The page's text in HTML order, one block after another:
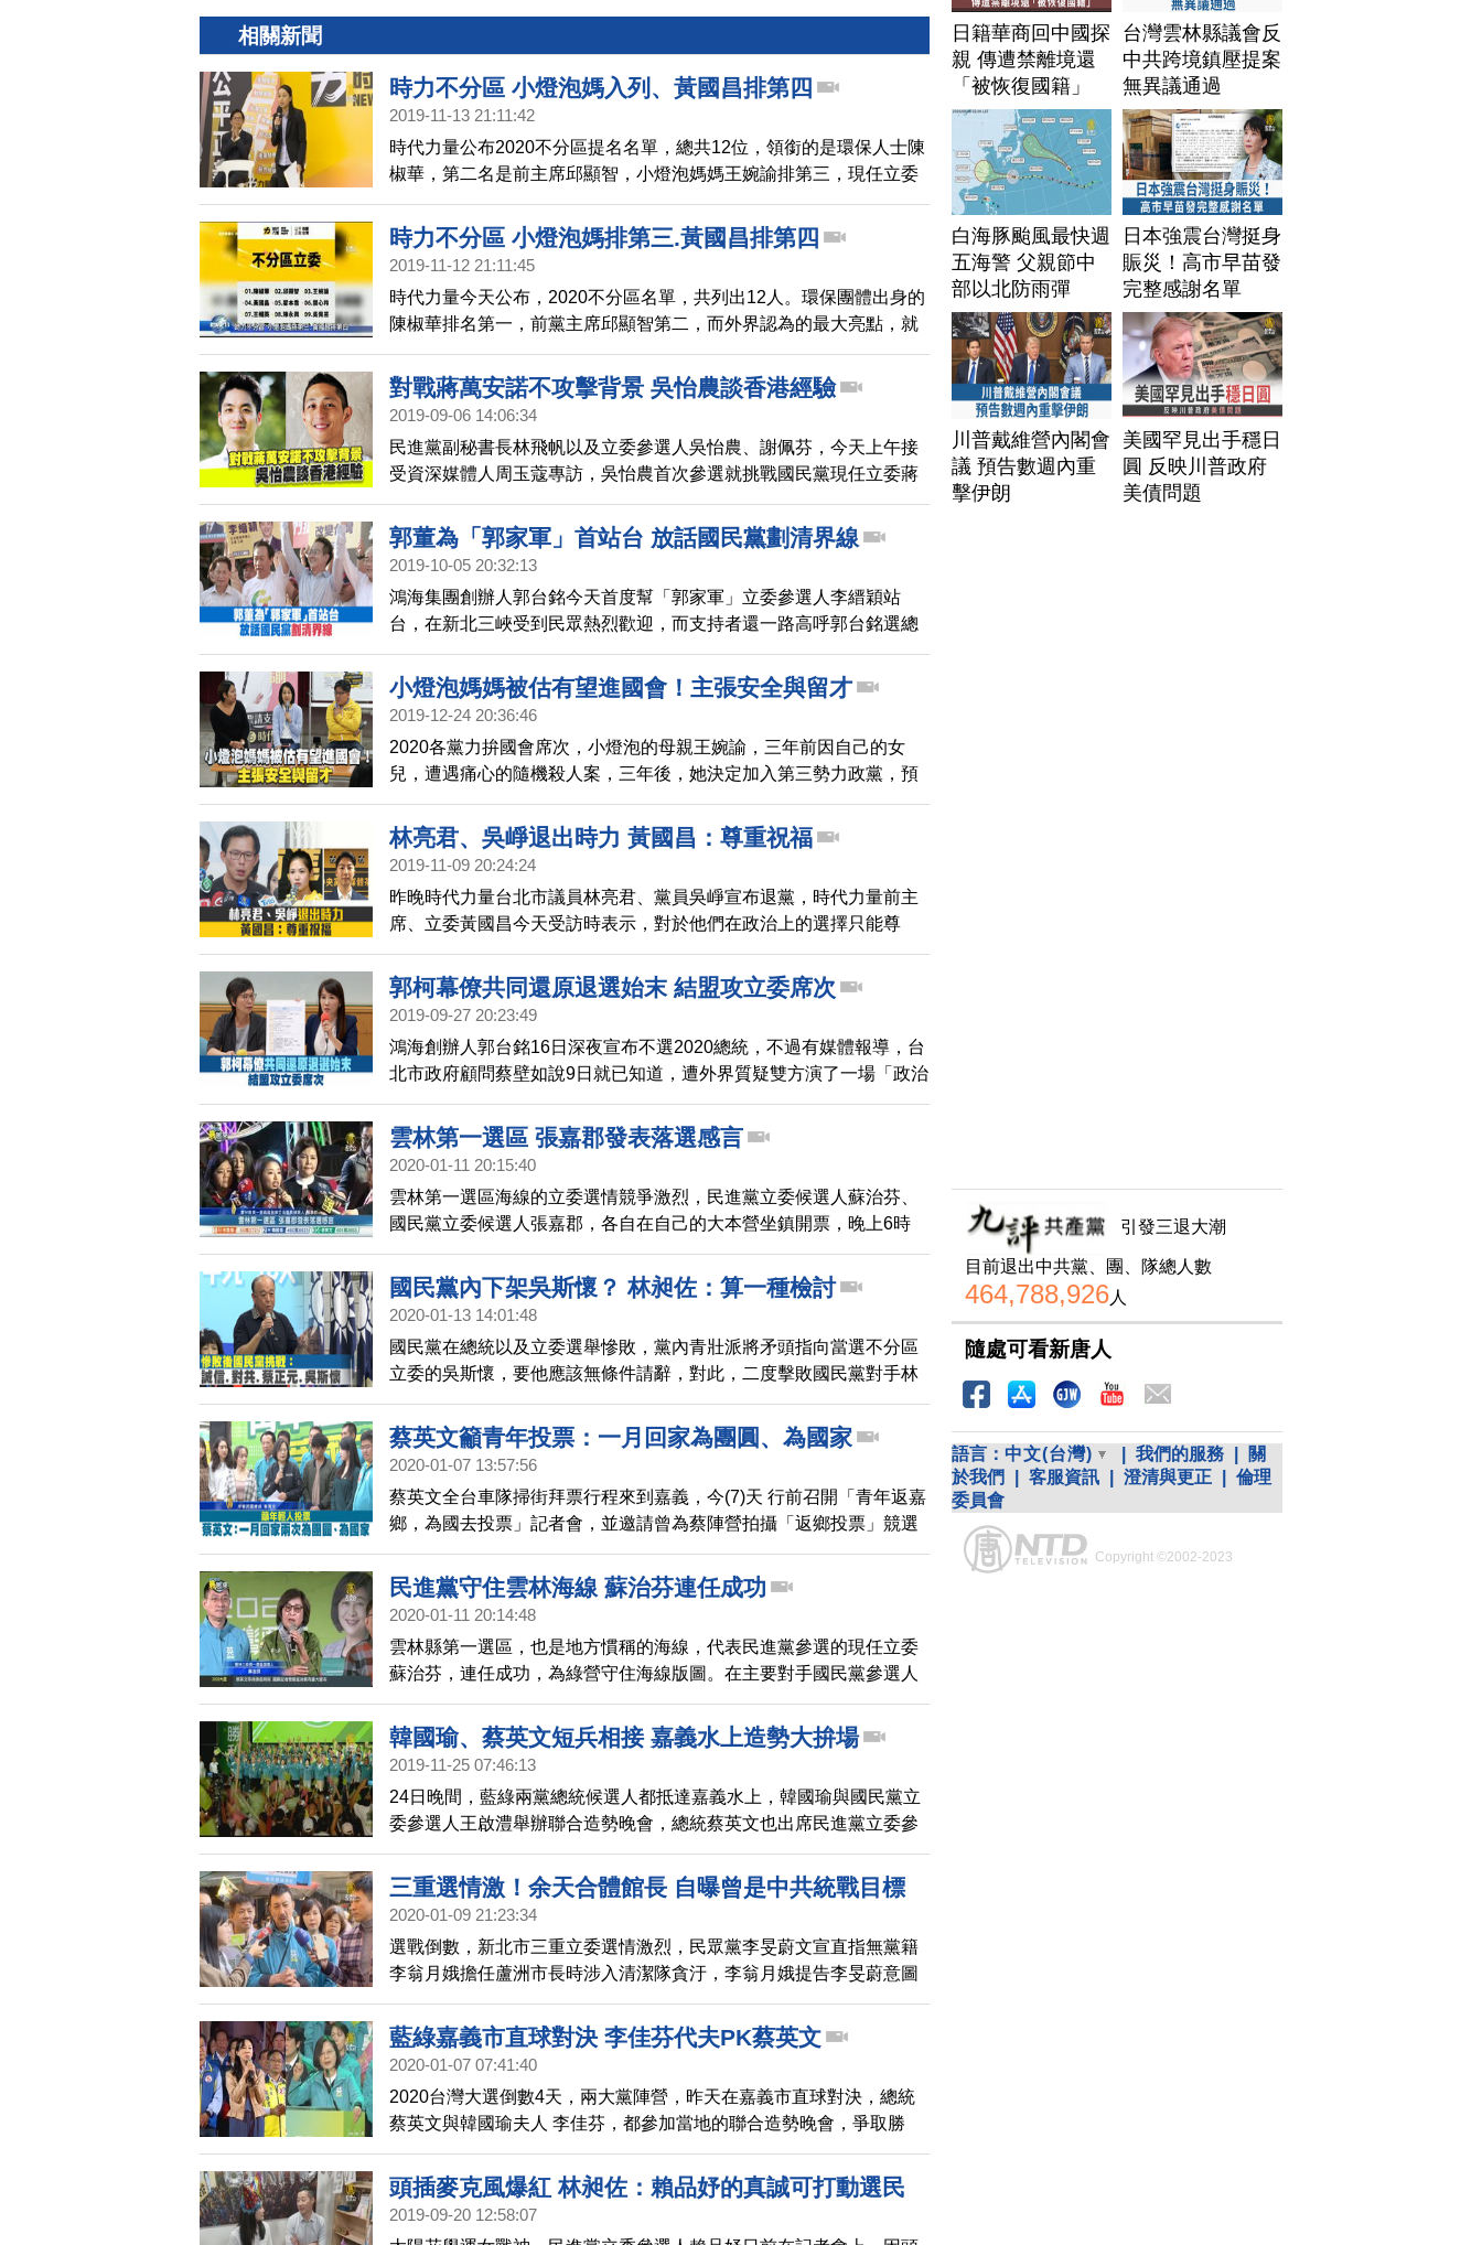
相關新聞
時力不分區 小燈泡媽入列、黃國昌排第四
2019-11-13 21:11:42
時代力量公布2020不分區提名名單，總共12位，領銜的是環保人士陳
椒華，第二名是前主席邱顯智，小燈泡媽媽王婉諭排第三，現任立委
黃國昌，則排在第四，安全名單邊緣衝票數。
時力不分區 小燈泡媽排第三.黃國昌排第四
2019-11-12 21:11:45
時代力量今天公布，2020不分區名單，共列出12人。環保團體出身的
陳椒華排名第一，前黨主席邱顯智第二，而外界認為的最大亮點，就
是小燈泡媽媽王婉諭，名列第三。現任時代力量立委黃國昌則排在第4
名，外界認為是排在安全名單的尾巴，希望到時能發揮積極催票作
用。科技業出身的台北市府顧問翟本喬，排名第5。根據時力提名辦
才算正式通過。
對戰蔣萬安諾不攻擊背景 吳怡農談香港經驗
2019-09-06 14:06:34
民進黨副秘書長林飛帆以及立委參選人吳怡農、謝佩芬，今天上午接
受資深媒體人周玉蔻專訪，吳怡農首次參選就挑戰國民黨現任立委蔣
萬安選區，吳怡農表示，他打選戰不會攻擊「蔣家背景」，而是希望
在實質問題上與對方有正面討論。
郭董為「郭家軍」首站台 放話國民黨劃清界線
2019-10-05 20:32:13
鴻海集團創辦人郭台銘今天首度幫「郭家軍」立委參選人李縉穎站
台，在新北三峽受到民眾熱烈歡迎，而支持者還一路高呼郭台銘選總
統，郭台銘表示，未來會持續培訓他，推動郭台銘辦公室政策，讓三
峽變成北台灣科技重鎮。
小燈泡媽媽被估有望進國會！主張安全與留才
2019-12-24 20:36:46
2020各黨力拚國會席次，小燈泡的母親王婉諭，三年前因自己的女
兒，遭遇痛心的隨機殺人案，三年後，她決定加入第三勢力政黨，預
估可望進入國會，希望未來能幫助台灣建構社會安全網，推動司法改
革，也讓更多人才能留在台灣。
林亮君、吳崢退出時力 黃國昌：尊重祝福
2019-11-09 20:24:24
昨晚時代力量台北市議員林亮君、黨員吳崢宣布退黨，時代力量前主
席、立委黃國昌今天受訪時表示，對於他們在政治上的選擇只能尊
重，祝福兩人接下來有更好的發展。
郭柯幕僚共同還原退選始末 結盟攻立委席次
2019-09-27 20:23:49
鴻海創辦人郭台銘16日深夜宣布不選2020總統，不過有媒體報導，台
北市政府顧問蔡壁如說9日就已知道，遭外界質疑雙方演了一場「政治
大秀」，為此，蔡壁如今天偕同郭台銘幕僚，為她的說法對郭董致
歉。
雲林第一選區 張嘉郡發表落選感言
2020-01-11 20:15:40
雲林第一選區海線的立委選情競爭激烈，民進黨立委候選人蘇治芬、
國民黨立委候選人張嘉郡，各自在自己的大本營坐鎮開票，晚上6時
30分，國民黨立委候選人張嘉郡發表落選感言，感謝一路走來支持陪
伴的鄉親們。
國民黨內下架吳斯懷？ 林昶佐：算一種檢討
2020-01-13 14:01:48
國民黨在總統以及立委選舉慘敗，黨內青壯派將矛頭指向當選不分區
立委的吳斯懷，要他應該無條件請辭，對此，二度擊敗國民黨對手林
郁方的無黨籍立委林昶佐表示，他覺得請吳斯懷先生請辭的這一種聲
浪，是一種檢討。
蔡英文籲青年投票：一月回家為團圓、為國家
2020-01-07 13:57:56
蔡英文全台車隊掃街拜票行程來到嘉義，今(7)天 行前召開「青年返嘉
鄉，為國去投票」記者會，並邀請曾為蔡陣營拍攝「返鄉投票」競選
廣告的6位「海歸青年」出席，象徵這次青年返鄉投票的動力與決心。
民進黨守住雲林海線 蘇治芬連任成功
2020-01-11 20:14:48
雲林縣第一選區，也是地方慣稱的海線，代表民進黨參選的現任立委
蘇治芬，連任成功，為綠營守住海線版圖。在主要對手國民黨參選人
張嘉郡自行宣布敗選後，蘇治芬也來到北港的競選總部，自行宣布當
選成功，並發表當選感言。
韓國瑜、蔡英文短兵相接 嘉義水上造勢大拚場
2019-11-25 07:46:13
24日晚間，藍綠兩黨總統候選人都抵達嘉義水上，韓國瑜與國民黨立
委參選人王啟澧舉辦聯合造勢晚會，總統蔡英文也出席民進黨立委參
選人蔡易餘聯合造勢大會，雙方舉辦地點直線距離只有約1公里，雙方
都湧進一、二萬的支持人潮，擠爆這人口4萬9千人的嘉義水上。
三重選情激！余天合體館長 自曝曾是中共統戰目標
2020-01-09 21:23:34
選戰倒數，新北市三重立委選情激烈，民眾黨李旻蔚文宣直指無黨籍
李翁月娥擔任蘆洲市長時涉入清潔隊貪汙，李翁月娥提告李旻蔚意圖
使人不當選，兩位孫子更在造勢晚會上下跪催票，大打悲情牌，尋求
連任的民進黨立委余天，上館長直播打空戰，自曝在2010年中共曾開
出人民幣1億元、約新台幣5億元的價碼找他去中國經商。
藍綠嘉義市直球對決 李佳芬代夫PK蔡英文
2020-01-07 07:41:40
2020台灣大選倒數4天，兩大黨陣營，昨天在嘉義市直球對決，總統
蔡英文與韓國瑜夫人 李佳芬，都參加當地的聯合造勢晚會，爭取勝
選。
頭插麥克風爆紅 林昶佐：賴品妤的真誠可打動選民
2019-09-20 12:58:07
日籍華商回中國探
親 傳遭禁離境還
「被恢復國籍」
台灣雲林縣議會反
中共跨境鎮壓提案
無異議通過
白海豚颱風最快週
五海警 父親節中
部以北防雨彈
日本強震台灣挺身
賑災！高市早苗發
完整感謝名單
川普戴維營內閣會
議 預告數週內重
擊伊朗
美國罕見出手穩日
圓 反映川普政府
美債問題
引發三退大潮
目前退出中共黨、團、隊總人數
464,788,926人
隨處可看新唐人
語言： 中文(台灣) 我們的服務
關
於我們
客服資訊 澄清與更正
倫理
委員會
Copyright ©2002-2023